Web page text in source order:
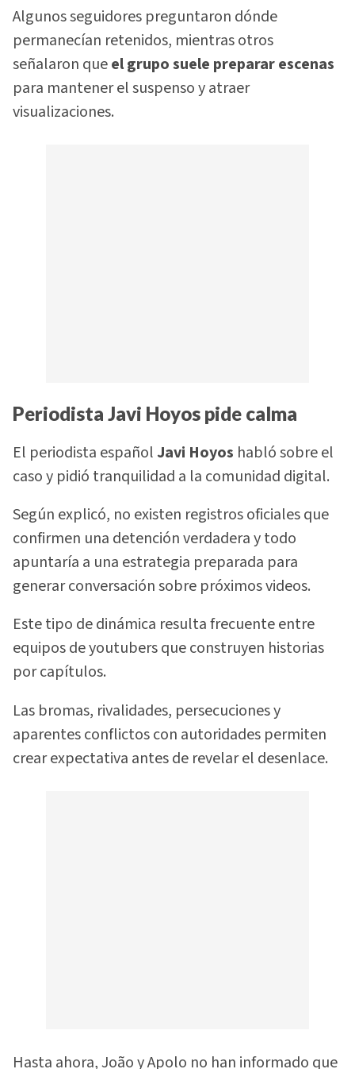
Algunos seguidores preguntaron dónde
permanecían retenidos, mientras otros
señalaron queel grupo suele preparar escenas
para mantener el suspenso y atraer
visualizaciones.
Periodista Javi Hoyos pide calma
El periodista españolJavi Hoyos habló sobre el
caso y pidió tranquilidad a la comunidad digital.
Según explicó, no existen registros oficiales que
confirmen una detención verdadera y todo
apuntaría a una estrategia preparada para
generar conversación sobre próximos videos.
Este tipo de dinámica resulta frecuente entre
equipos de youtubers que construyen historias
por capítulos.
Las bromas, rivalidades, persecuciones y
aparentes conflictos con autoridades permiten
crear expectativa antes de revelar el desenlace.
Hasta ahora, João y Apolo no han informado que